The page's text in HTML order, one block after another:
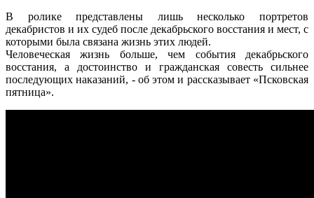
В ролике представлены лишь несколько портретов
декабристов и их судеб после декабрьского восстания и мест, с
которыми была связана жизнь этих людей.
Человеческая жизнь больше, чем события декабрьского
восстания, а достоинство и гражданская совесть сильнее
последующих наказаний, - об этом и рассказывает «Псковская
пятница».